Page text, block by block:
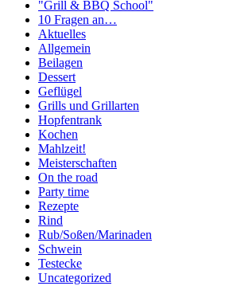
"Grill & BBQ School"
10 Fragen an…
Aktuelles
Allgemein
Beilagen
Dessert
Geflügel
Grills und Grillarten
Hopfentrank
Kochen
Mahlzeit!
Meisterschaften
On the road
Party time
Rezepte
Rind
Rub/Soßen/Marinaden
Schwein
Testecke
Uncategorized